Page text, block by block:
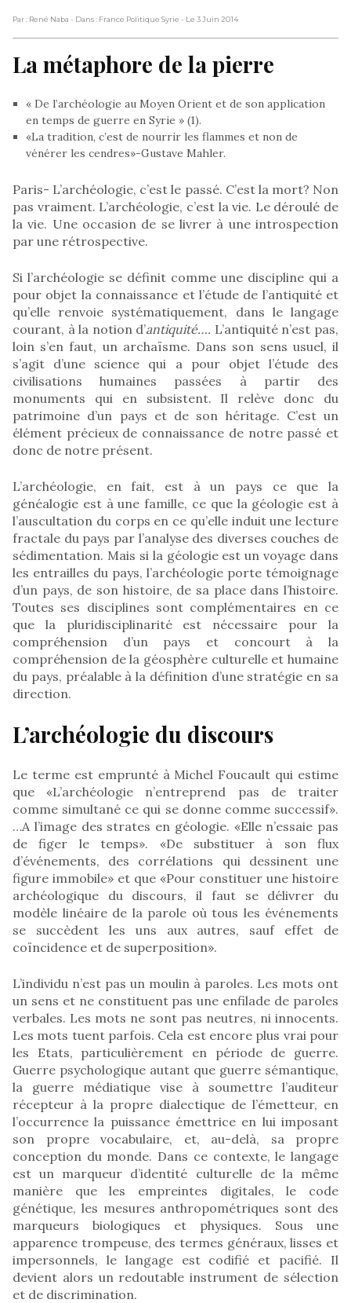
Par : René Naba - Dans : France Politique Syrie - Le 3 Juin 2014
La métaphore de la pierre
« De l’archéologie au Moyen Orient et de son application
en temps de guerre en Syrie » (1).
«La tradition, c’est de nourrir les flammes et non de
vénérer les cendres»-Gustave Mahler.
Paris- L’archéologie, c’est le passé. C’est la mort? Non
pas vraiment. L’archéologie, c’est la vie. Le déroulé de
la vie. Une occasion de se livrer à une introspection
par une rétrospective.
Si l’archéologie se définit comme une discipline qui a
pour objet la connaissance et l’étude de l’antiquité et
qu’elle renvoie systématiquement, dans le langage
courant, à la notion d’antiquité…. L’antiquité n’est pas,
loin s’en faut, un archaïsme. Dans son sens usuel, il
s’agit d’une science qui a pour objet l’étude des
civilisations humaines passées à partir des
monuments qui en subsistent. Il relève donc du
patrimoine d’un pays et de son héritage. C’est un
élément précieux de connaissance de notre passé et
donc de notre présent.
L’archéologie, en fait, est à un pays ce que la
généalogie est à une famille, ce que la géologie est à
l’auscultation du corps en ce qu’elle induit une lecture
fractale du pays par l’analyse des diverses couches de
sédimentation. Mais si la géologie est un voyage dans
les entrailles du pays, l’archéologie porte témoignage
d’un pays, de son histoire, de sa place dans l’histoire.
Toutes ses disciplines sont complémentaires en ce
que la pluridisciplinarité est nécessaire pour la
compréhension d’un pays et concourt à la
compréhension de la géosphère culturelle et humaine
du pays, préalable à la définition d’une stratégie en sa
direction.
L’archéologie du discours
Le terme est emprunté à Michel Foucault qui estime
que «L’archéologie n’entreprend pas de traiter
comme simultané ce qui se donne comme successif».
…A l’image des strates en géologie. «Elle n’essaie pas
de figer le temps». «De substituer à son flux
d’événements, des corrélations qui dessinent une
figure immobile» et que «Pour constituer une histoire
archéologique du discours, il faut se délivrer du
modèle linéaire de la parole où tous les événements
se succèdent les uns aux autres, sauf effet de
coïncidence et de superposition».
L’individu n’est pas un moulin à paroles. Les mots ont
un sens et ne constituent pas une enfilade de paroles
verbales. Les mots ne sont pas neutres, ni innocents.
Les mots tuent parfois. Cela est encore plus vrai pour
les Etats, particulièrement en période de guerre.
Guerre psychologique autant que guerre sémantique,
la guerre médiatique vise à soumettre l’auditeur
récepteur à la propre dialectique de l’émetteur, en
l’occurrence la puissance émettrice en lui imposant
son propre vocabulaire, et, au-delà, sa propre
conception du monde. Dans ce contexte, le langage
est un marqueur d’identité culturelle de la même
manière que les empreintes digitales, le code
génétique, les mesures anthropométriques sont des
marqueurs biologiques et physiques. Sous une
apparence trompeuse, des termes généraux, lisses et
impersonnels, le langage est codifié et pacifié. Il
devient alors un redoutable instrument de sélection
et de discrimination.